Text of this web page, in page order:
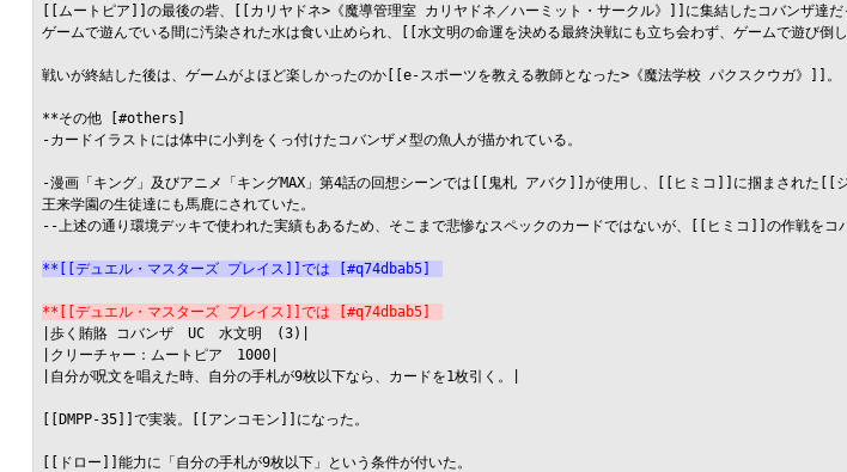
[[ムートピア]]の最後の砦、[[カリヤドネ>《魔導管理室 カリヤドネ／ハーミット・サークル》]]に集結したコバンザ達
ゲームで遊んでいる間に汚染された水は食い止められ、[[水文明の命運を決める最終決戦にも立ち会わず、ゲームで遊び倒
戦いが終結した後は、ゲームがよほど楽しかったのか[[e-スポーツを教える教師となった>《魔法学校 パクスクウガ》]]。
**その他 [#others]
-カードイラストには体中に小判をくっ付けたコバンザメ型の魚人が描かれている。
-漫画「キング」及びアニメ「キングMAX」第4話の回想シーンでは[[鬼札 アバク]]が使用し、[[ヒミコ]]に掴まされた
王来学園の生徒達にも馬鹿にされていた。
--上述の通り環境デッキで使われた実績もあるため、そこまで悲惨なスペックのカードではないが、[[ヒミコ]]の作戦をコ
**[[デュエル・マスターズ プレイス]]では [#q74dbab5]
**[[デュエル・マスターズ プレイス]]では [#q74dbab5]
|歩く賄賂 コバンザ　UC　水文明　(3)|
|クリーチャー：ムートピア　1000|
|自分が呪文を唱えた時、自分の手札が9枚以下なら、カードを1枚引く。|
[[DMPP-35]]で実装。[[アンコモン]]になった。
[[ドロー]]能力に「自分の手札が9枚以下」という条件が付いた。